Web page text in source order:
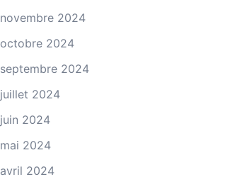
novembre 2024
octobre 2024
septembre 2024
juillet 2024
juin 2024
mai 2024
avril 2024